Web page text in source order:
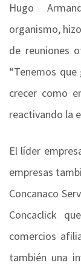
Hugo
organismo,
de reuniones
“Tenemos
crecer como
reactivando la
El líder
empresas
Concanaco
Concaclick
comercios
también una